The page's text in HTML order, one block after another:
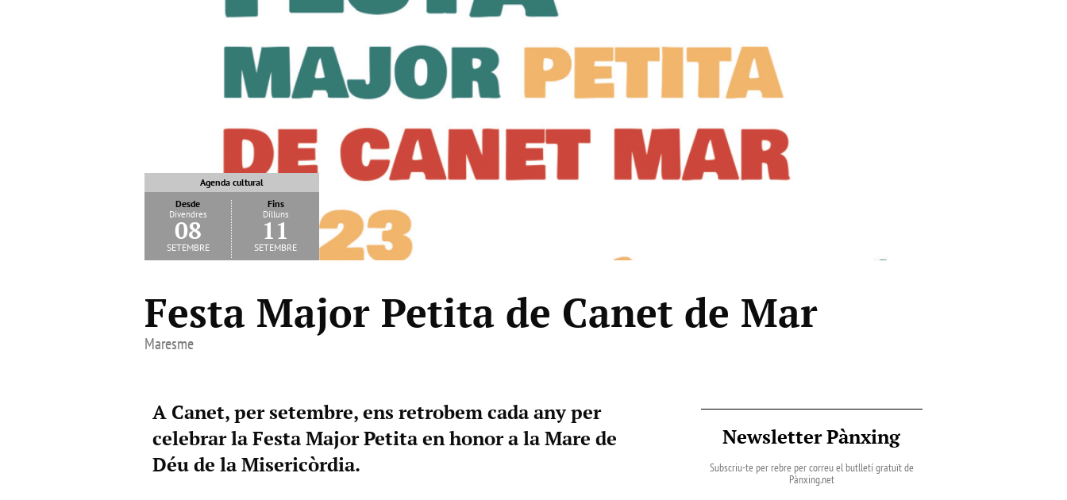
Agenda cultural
Desde
Divendres
08
setembre
Fins
Dilluns
11
setembre
Festa Major Petita de Canet de Mar
Maresme
A Canet, per setembre, ens retrobem cada any per
celebrar la Festa Major Petita en honor a la Mare de
Déu de la Misericòrdia.
Newsletter Pànxing
Subscriu-te per rebre per correu el butlletí gratuït de
Pànxing.net​